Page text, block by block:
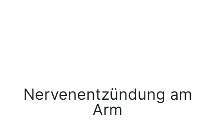
Nervenentzündung am
Arm